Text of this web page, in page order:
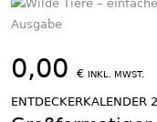
0,00 € INKL. MWST.
ENTDECKERKALENDER